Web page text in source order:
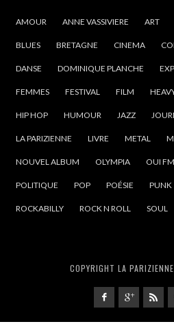
AMOUR ANNE VASSIVIERE ART
BLUES BRETAGNE CINEMA
DANSE DOMINIQUE PLANCHE
FEMMES FESTIVAL FILM
HIP HOP HUMOUR JAZZ
LA PARIZIENNE LIVRE METAL
NOUVEL ALBUM OLYMPIA OUI FM
POLITIQUE POP POÉSIE PUNK
ROCKABILLY ROCK N ROLL SOUL
COPYRIGHT LA